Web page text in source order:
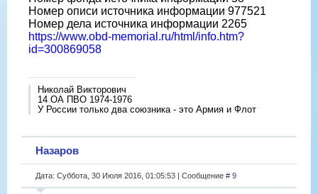
Номер описи источника информации 977521
Номер дела источника информации 2265
https://www.obd-memorial.ru/html/info.htm?
id=300869058
Николай Викторович
14 ОА ПВО 1974-1976
У России только два союзника - это Армия и Флот
Назаров
Дата: Суббота, 30 Июля 2016, 01:05:53 | Сообщение # 9